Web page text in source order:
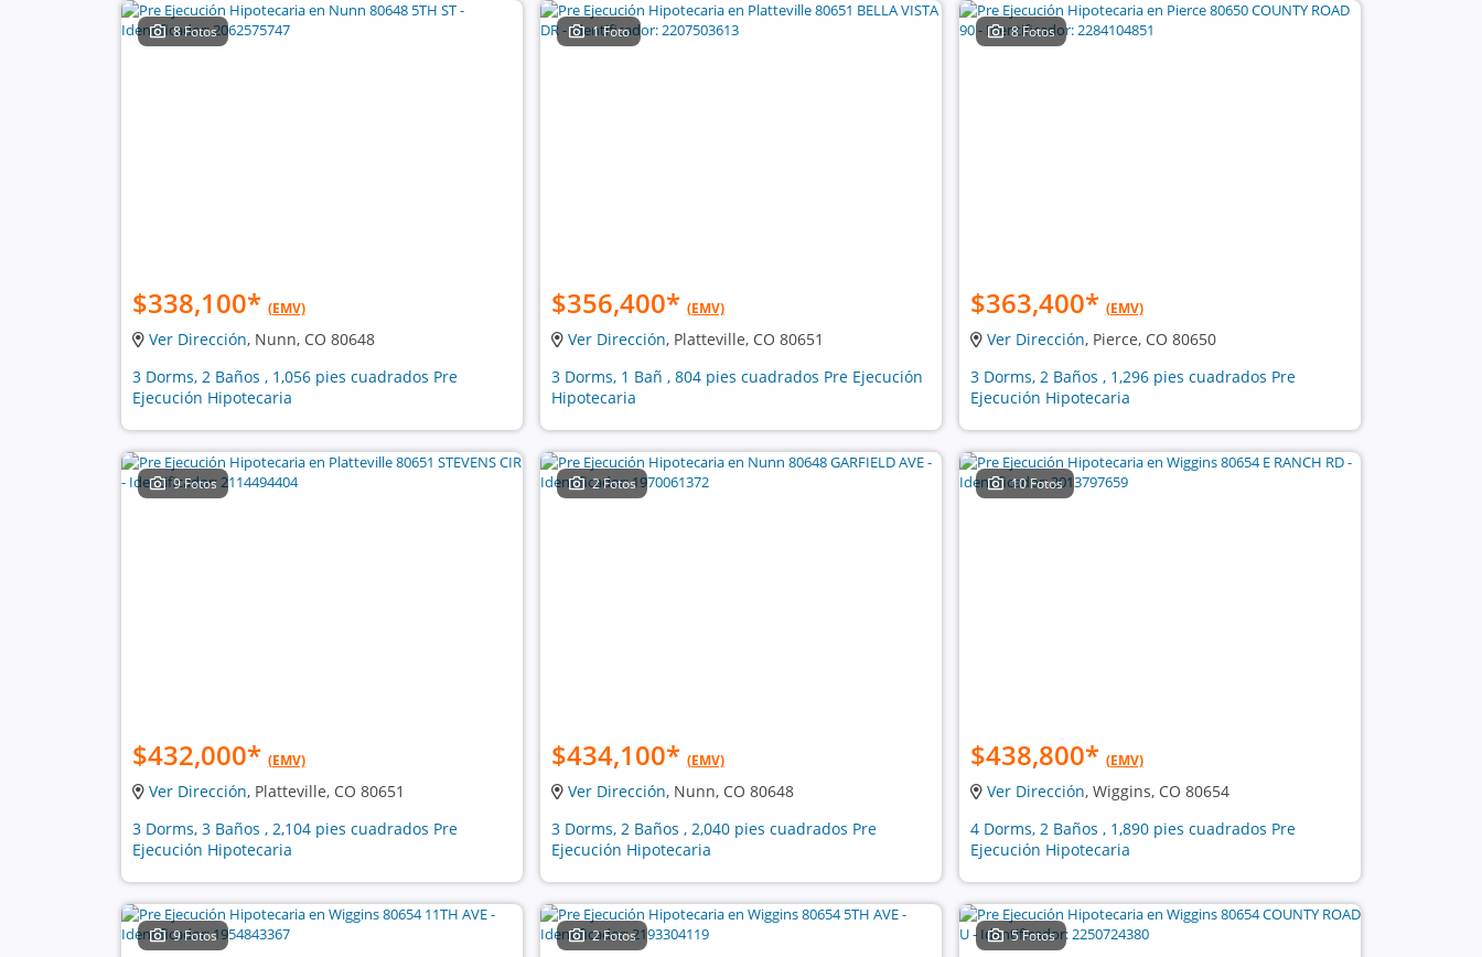
8 Fotos
$338,100* (EMV)
Ver Dirección, Nunn, CO 80648
3 Dorms, 2 Baños , 1,056 pies cuadrados Pre
Ejecución Hipotecaria
1 Foto
$356,400* (EMV)
Ver Dirección, Platteville, CO 80651
3 Dorms, 1 Bañ , 804 pies cuadrados Pre Ejecución
Hipotecaria
8 Fotos
$363,400* (EMV)
Ver Dirección, Pierce, CO 80650
3 Dorms, 2 Baños , 1,296 pies cuadrados Pre
Ejecución Hipotecaria
9 Fotos
$432,000* (EMV)
Ver Dirección, Platteville, CO 80651
3 Dorms, 3 Baños , 2,104 pies cuadrados Pre
Ejecución Hipotecaria
2 Fotos
$434,100* (EMV)
Ver Dirección, Nunn, CO 80648
3 Dorms, 2 Baños , 2,040 pies cuadrados Pre
Ejecución Hipotecaria
10 Fotos
$438,800* (EMV)
Ver Dirección, Wiggins, CO 80654
4 Dorms, 2 Baños , 1,890 pies cuadrados Pre
Ejecución Hipotecaria
9 Fotos 2 Fotos 5 Fotos